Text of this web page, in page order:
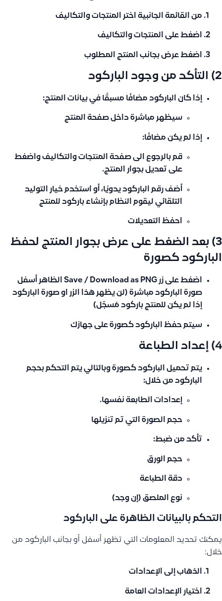
من القائمة الجانبية اختر المنتجات والتكاليف
اضغط على المنتجات والتكاليف
اضغط عرض بجانب المنتج المطلوب
2) التأكد من وجود الباركود
إذا كان الباركود مضافًا مسبقًا في بيانات المنتج:
سيظهر مباشرة داخل صفحة المنتج
إذا لم يكن مضافًا:
قم بالرجوع الى صفحة المنتجات والتكاليف واضغط
على تعديل بجوار المنتج.
أضف رقم الباركود يدويًا، أو استخدم خيار
التوليد
التلقائي ليقوم النظام بإنشاء باركود للمنتج
احفظ التعديلات
3) بعد الضغط على عرض بجوار المنتج لحفظ
الباركود كصورة
اضغط على زر Save / Download as PNG الظاهر أسفل
صورة الباركود مباشرة (لن يظهر هذا الزر او صورة الباركود
إذا لم يكن للمنتج باركود مُسجّل)
سيتم حفظ الباركود كصورة على جهازك
4) إعداد الطباعة
يتم تحميل الباركود كصورة وبالتالي يتم التحكم بحجم
الباركود من خلال:
إعدادات الطابعة نفسها.
حجم الصورة التي تم تنزيلها
تأكد من ضبط:
حجم الورق
دقة الطباعة
نوع الملصق (إن وجد)
التحكم بالبيانات الظاهرة على الباركود
يمكنك تحديد المعلومات التي تظهر أسفل أو بجانب الباركود من
خلال:
الذهاب إلى الإعدادات
اختيار الإعدادات العامة